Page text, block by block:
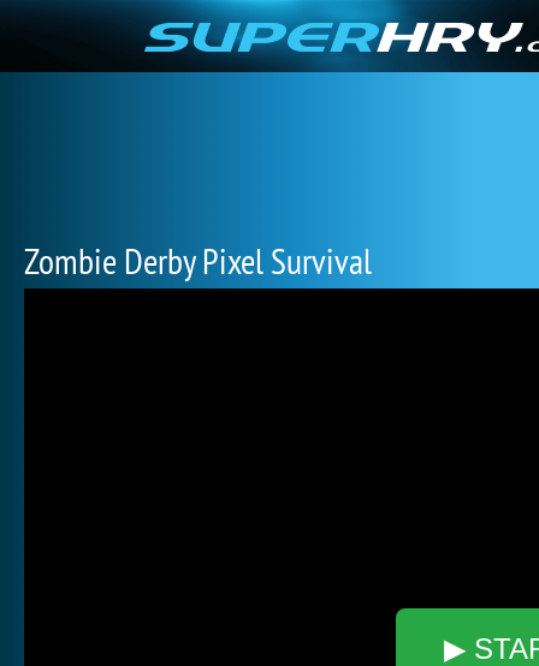
Zombie Derby Pixel Survival
▶